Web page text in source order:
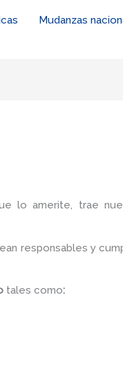
Mudanzas
lo amerite, trae
responsables y
tales como: